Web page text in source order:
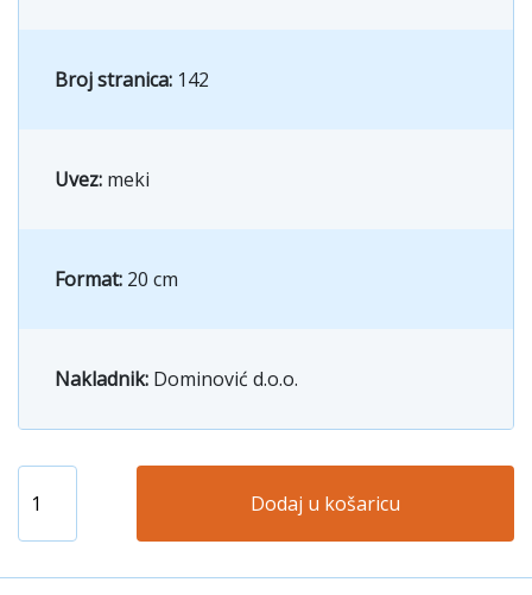
Broj stranica: 142
Uvez: meki
Format: 20 cm
Nakladnik: Dominović d.o.o.
Dodaj u košaricu